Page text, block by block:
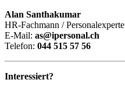
Alan Santhakumar
HR-Fachmann / Personalexperte
E-Mail: as@ipersonal.ch
Telefon: 044 515 57 56
Interessiert?